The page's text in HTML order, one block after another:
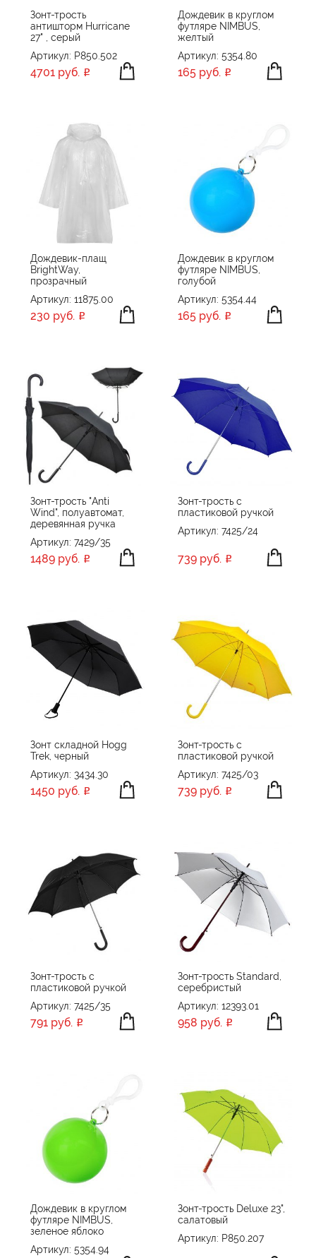
Зонт-трость
антишторм Hurricane
27" , серый
Артикул: P850.502
4701 руб.
Дождевик в круглом
футляре NIMBUS,
желтый
Артикул: 5354.80
165 руб.
Дождевик-плащ
BrightWay,
прозрачный
Артикул: 11875.00
230 руб.
Дождевик в круглом
футляре NIMBUS,
голубой
Артикул: 5354.44
165 руб.
Зонт-трость "Anti
Wind", полуавтомат,
деревянная ручка
Артикул: 7429/35
1489 руб.
Зонт-трость с
пластиковой ручкой
Артикул: 7425/24
739 руб.
Зонт складной Hogg
Trek, черный
Артикул: 3434.30
1450 руб.
Зонт-трость с
пластиковой ручкой
Артикул: 7425/03
739 руб.
Зонт-трость с
пластиковой ручкой
Артикул: 7425/35
791 руб.
Зонт-трость Standard,
серебристый
Артикул: 12393.01
958 руб.
Дождевик в круглом
футляре NIMBUS,
зеленое яблоко
Артикул: 5354.94
Зонт-трость Deluxe 23",
салатовый
Артикул: P850.207